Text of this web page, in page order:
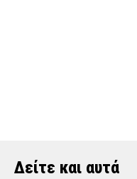
Δείτε και αυτά